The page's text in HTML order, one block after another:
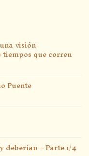
visión
que corren
Puente
deberían – Parte 1/4